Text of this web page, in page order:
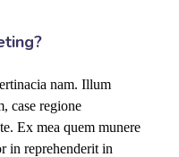
nam. Illum
case regione
Ex mea quem munere
in reprehenderit in